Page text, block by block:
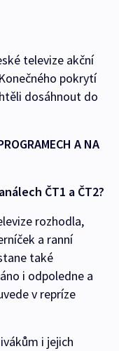
televize akční
pokrytí
dosáhnout do
A NA
ČT1 a ČT2?
rozhodla,
a ranní
také
i odpoledne a
v repríze
i jejich